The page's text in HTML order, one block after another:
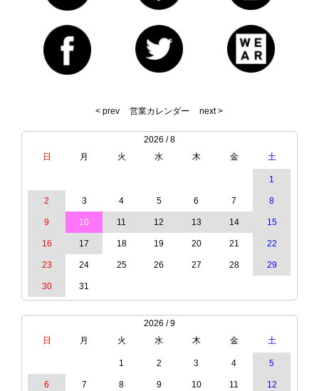
< prev 営業カレンダー next >
2026 / 8
日
月 火 水 木 金 土
1
2 3 4 5 6 7 8
9 10 11 12 13 14 15
16 17 18 19 20 21 22
23 24 25 26 27 28 29
30 31
2026 / 9
日
月 火 水 木 金 土
1 2 3 4 5
6 7 8 9 10 11 12